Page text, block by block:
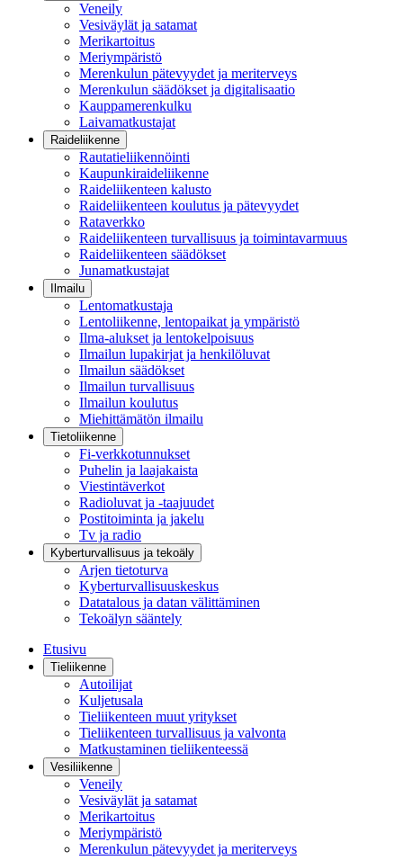
Veneily
Vesiväylät ja satamat
Merikartoitus
Meriympäristö
Merenkulun pätevyydet ja meriterveys
Merenkulun säädökset ja digitalisaatio
Kauppamerenkulku
Laivamatkustajat
Raideliikenne
Rautatieliikennöinti
Kaupunkiraideliikenne
Raideliikenteen kalusto
Raideliikenteen koulutus ja pätevyydet
Rataverkko
Raideliikenteen turvallisuus ja toimintavarmuus
Raideliikenteen säädökset
Junamatkustajat
Ilmailu
Lentomatkustaja
Lentoliikenne, lentopaikat ja ympäristö
Ilma-alukset ja lentokelpoisuus
Ilmailun lupakirjat ja henkilöluvat
Ilmailun säädökset
Ilmailun turvallisuus
Ilmailun koulutus
Miehittämätön ilmailu
Tietoliikenne
Fi-verkkotunnukset
Puhelin ja laajakaista
Viestintäverkot
Radioluvat ja -taajuudet
Postitoiminta ja jakelu
Tv ja radio
Kyberturvallisuus ja tekoäly
Arjen tietoturva
Kyberturvallisuuskeskus
Datatalous ja datan välittäminen
Tekoälyn sääntely
Etusivu
Tieliikenne
Autoilijat
Kuljetusala
Tieliikenteen muut yritykset
Tieliikenteen turvallisuus ja valvonta
Matkustaminen tieliikenteessä
Vesiliikenne
Veneily
Vesiväylät ja satamat
Merikartoitus
Meriympäristö
Merenkulun pätevyydet ja meriterveys